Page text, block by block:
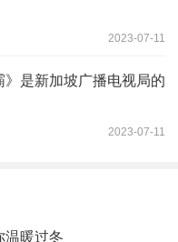
2023-07-11
是新加坡广播电视局的
2023-07-11
温暖过冬